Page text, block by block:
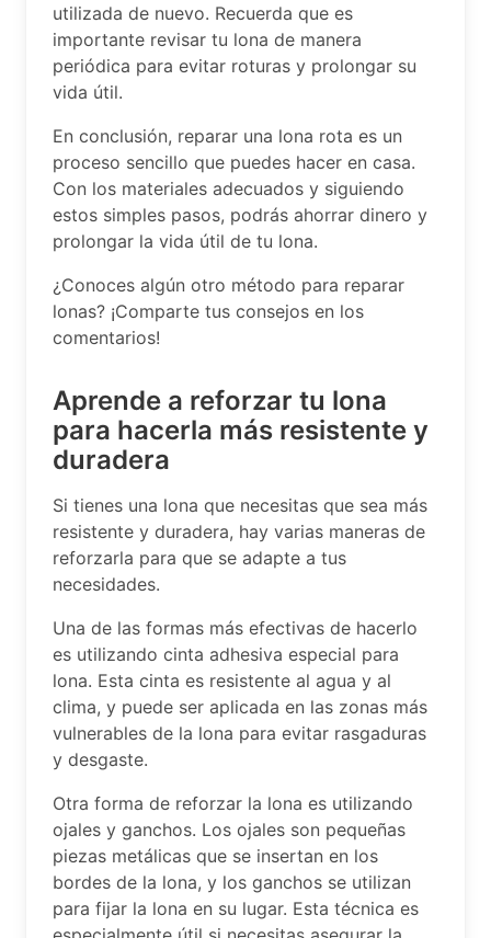
utilizada de nuevo. Recuerda que es
importante revisar tu lona de manera
periódica para evitar roturas y prolongar su
vida útil.
En conclusión, reparar una lona rota es un
proceso sencillo que puedes hacer en casa.
Con los materiales adecuados y siguiendo
estos simples pasos, podrás ahorrar dinero y
prolongar la vida útil de tu lona.
¿Conoces algún otro método para reparar
lonas? ¡Comparte tus consejos en los
comentarios!
Aprende a reforzar tu lona
para hacerla más resistente y
duradera
Si tienes una lona que necesitas que sea más
resistente y duradera, hay varias maneras de
reforzarla para que se adapte a tus
necesidades.
Una de las formas más efectivas de hacerlo
es utilizando cinta adhesiva especial para
lona. Esta cinta es resistente al agua y al
clima, y puede ser aplicada en las zonas más
vulnerables de la lona para evitar rasgaduras
y desgaste.
Otra forma de reforzar la lona es utilizando
ojales y ganchos. Los ojales son pequeñas
piezas metálicas que se insertan en los
bordes de la lona, y los ganchos se utilizan
para fijar la lona en su lugar. Esta técnica es